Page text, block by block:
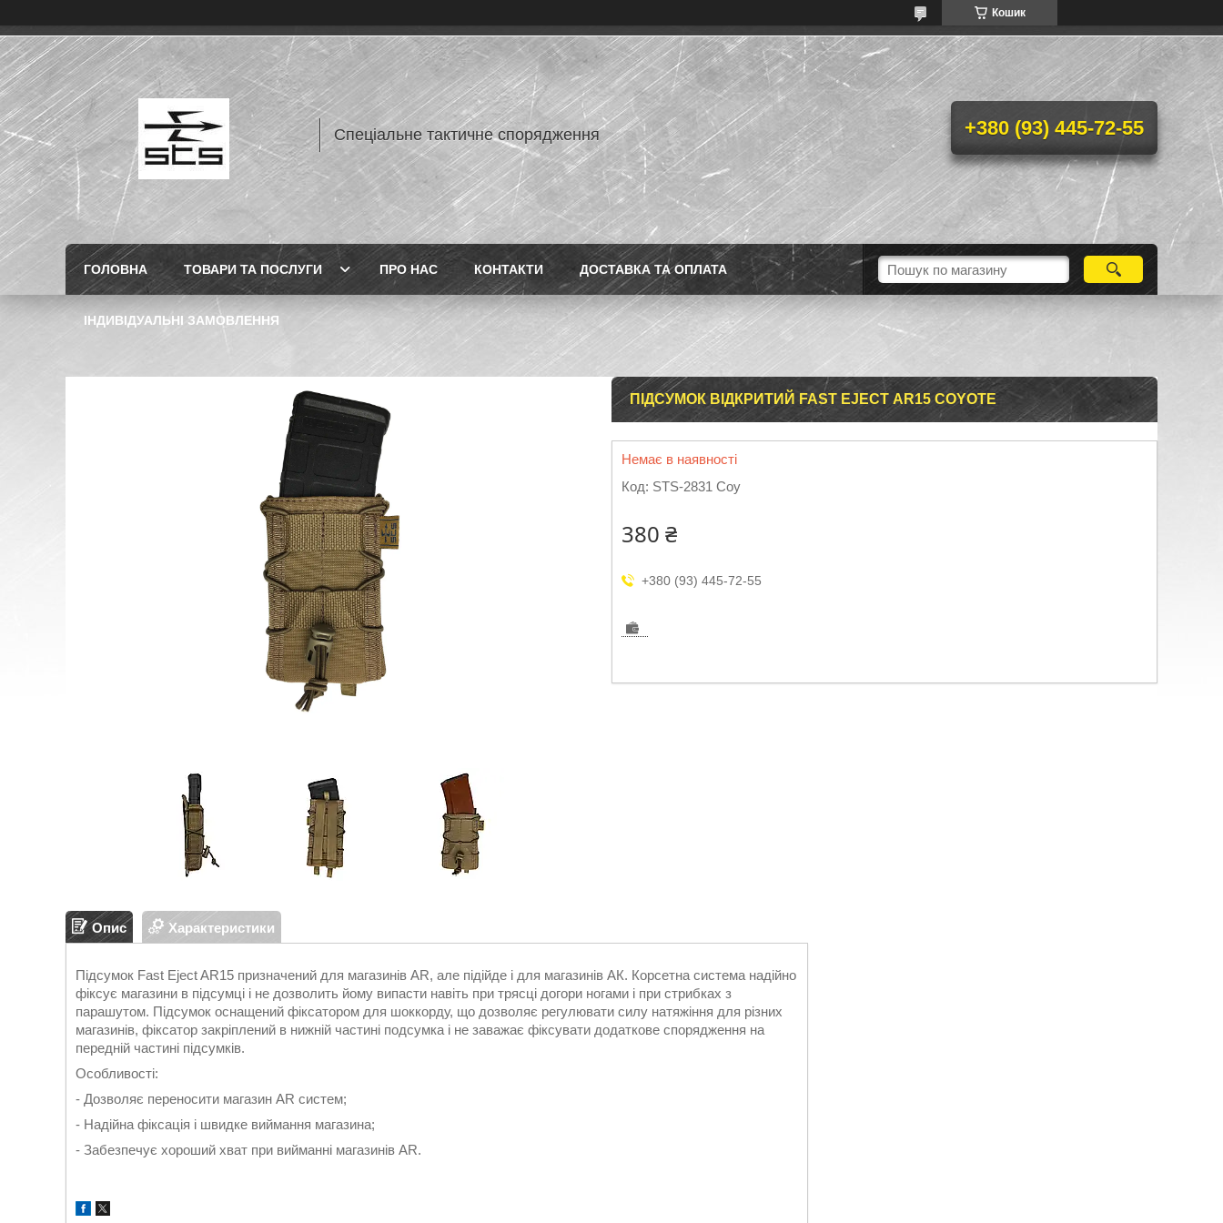
Кошик
Спеціальне тактичне спорядження +380 (93) 445-72-55
ГОЛОВНА ТОВАРИ ТА ПОСЛУГИ ПРО НАС КОНТАКТИ ДОСТАВКА ТА ОПЛАТА
ІНДИВІДУАЛЬНІ ЗАМОВЛЕННЯ
ПІДСУМОК ВІДКРИТИЙ FAST EJECT АR15 COYOTE
Немає в наявності
Код: STS-2831 Coy
380 ₴
+380 (93) 445-72-55
Опис Характеристики
Підсумок Fast Eject AR15 призначений для магазинів AR, але підійде і для магазинів АК. Корсетна система надійно
фіксує магазини в підсумці і не дозволить йому випасти навіть при трясці догори ногами і при стрибках з
парашутом. Підсумок оснащений фіксатором для шоккорду, що дозволяє регулювати силу натяжіння для різних
магазинів, фіксатор закріплений в нижній частині подсумка і не заважає фіксувати додаткове спорядження на
передній частині підсумків.
Особливості:
- Дозволяє переносити магазин AR систем;
- Надійна фіксація і швидке виймання магазина;
- Забезпечує хороший хват при вийманні магазинів AR.